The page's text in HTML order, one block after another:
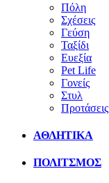
Πόλη
Σχέσεις
Γεύση
Ταξίδι
Ευεξία
Pet Life
Γονείς
Στυλ
Προτάσεις
ΑΘΛΗΤΙΚΑ
ΠΟΛΙΤΣΜΟΣ